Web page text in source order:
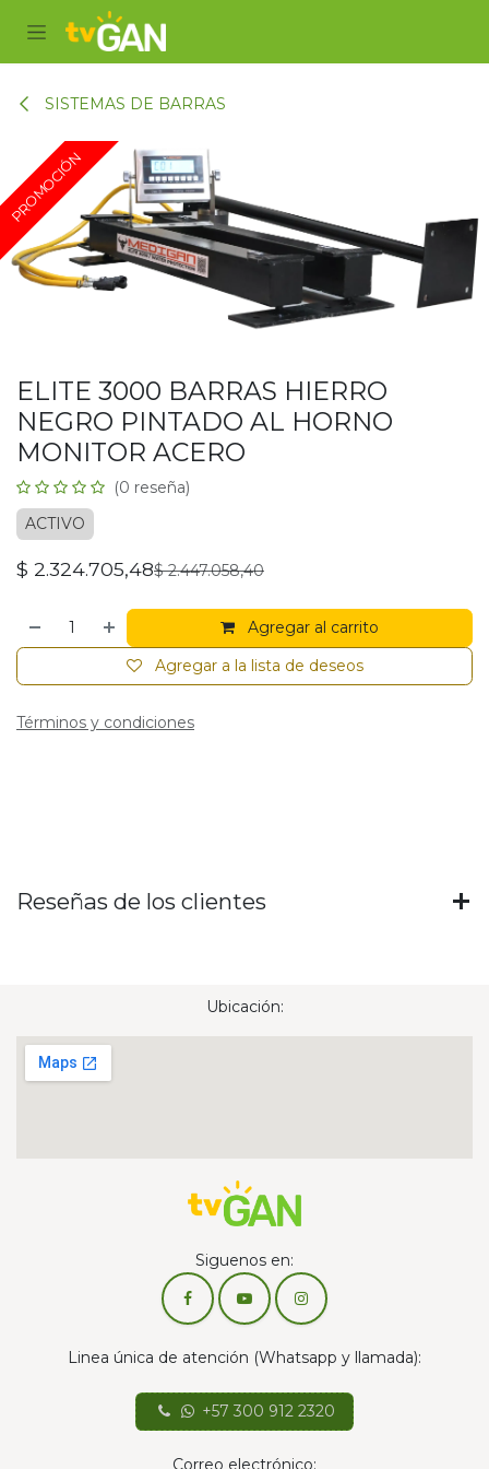
SISTEMAS DE BARRAS
PROMOCIÓN
ELITE 3000 BARRAS HIERRO
NEGRO PINTADO AL HORNO
MONITOR ACERO
(0 reseña)
ACTIVO
$ 2.324.705,48$2.447.058,40
Agregar al carrito
Agregar a la lista de deseos
Términos y condiciones
Reseñas de los clientes
Ubicación:
Siguenos en:
Linea única de atención (Whatsapp y llamada):
+57 300 912 2320
Correo electrónico: